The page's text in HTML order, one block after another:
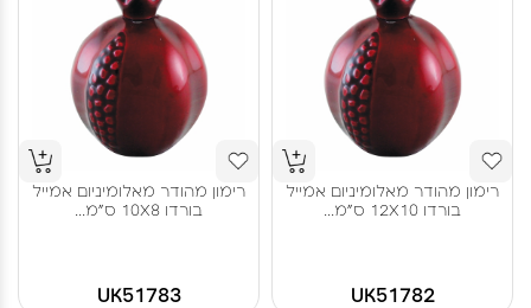
רימון מהודר מאלומיניום אמייל
בורדו 12X10 ס"מ...
UK51782
רימון מהודר מאלומיניום אמייל
בורדו 10X8 ס"מ...
UK51783